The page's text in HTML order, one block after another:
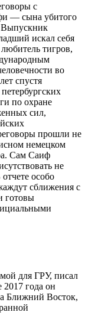
с
— сына убитого
Выпускник
искал себя
тигров,
во
спустя
по охране
сил,
прошли не
немецком
Сам Саиф
не
особо
сближения с
готовы
для ГРУ, писал
года он
Ближний Восток,